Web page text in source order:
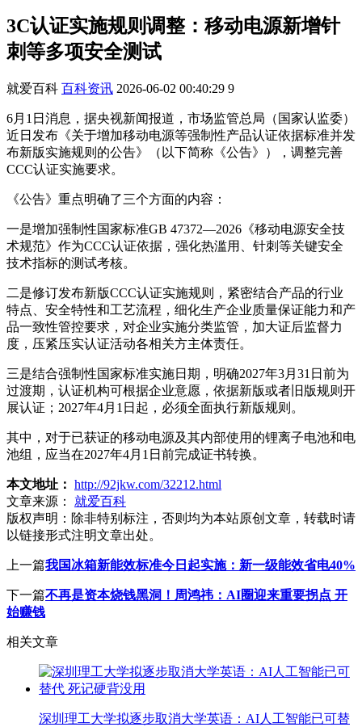
3C认证实施规则调整：移动电源新增针
刺等多项安全测试
就爱百科 百科资讯 2026-06-02 00:40:29 9
6月1日消息，据央视新闻报道，市场监管总局（国家认监委）
近日发布《关于增加移动电源等强制性产品认证依据标准并发
布新版实施规则的公告》（以下简称《公告》），调整完善
CCC认证实施要求。
《公告》重点明确了三个方面的内容：
一是增加强制性国家标准GB 47372—2026《移动电源安全技
术规范》作为CCC认证依据，强化热滥用、针刺等关键安全
技术指标的测试考核。
二是修订发布新版CCC认证实施规则，紧密结合产品的行业
特点、安全特性和工艺流程，细化生产企业质量保证能力和产
品一致性管控要求，对企业实施分类监管，加大证后监督力
度，压紧压实认证活动各相关方主体责任。
三是结合强制性国家标准实施日期，明确2027年3月31日前为
过渡期，认证机构可根据企业意愿，依据新版或者旧版规则开
展认证；2027年4月1日起，必须全面执行新版规则。
其中，对于已获证的移动电源及其内部使用的锂离子电池和电
池组，应当在2027年4月1日前完成证书转换。
本文地址： http://92jkw.com/32212.html
文章来源：
就爱百科
版权声明： 除非特别标注，否则均为本站原创文章，转载时请
以链接形式注明文章出处。
上一篇我国冰箱新能效标准今日起实施：新一级能效省电40%
下一篇不再是资本烧钱黑洞！周鸿祎：AI圈迎来重要拐点 开
始赚钱
相关文章
深圳理工大学拟逐步取消大学英语：AI人工智能已可替